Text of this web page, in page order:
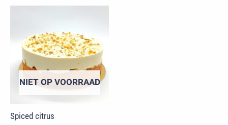
NIET OP VOORRAAD
Spiced citrus